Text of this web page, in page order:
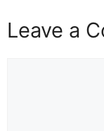
Leave a